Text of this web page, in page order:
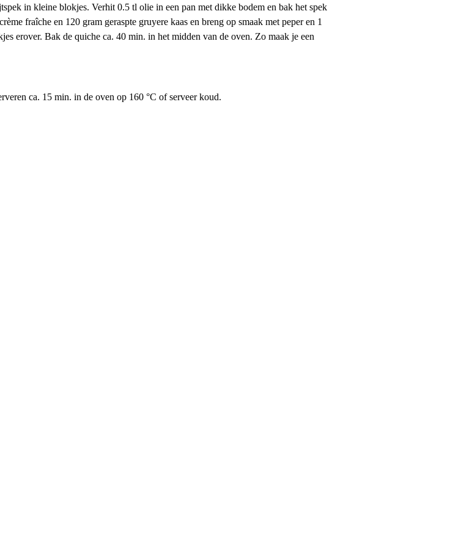
in kleine blokjes. Verhit 0.5 tl olie in een pan met dikke bodem en bak het spek
fraîche en 120 gram geraspte gruyere kaas en breng op smaak met peper en 1
erover. Bak de quiche ca. 40 min. in het midden van de oven. Zo maak je een
ca. 15 min. in de oven op 160 °C of serveer koud.